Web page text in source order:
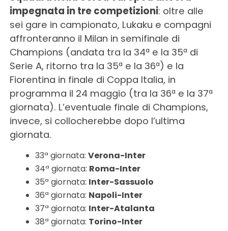
impegnata in tre competizioni: oltre alle
sei gare in campionato, Lukaku e compagni
affronteranno il Milan in semifinale di
Champions (andata tra la 34ª e la 35ª di
Serie A, ritorno tra la 35ª e la 36ª) e la
Fiorentina in finale di Coppa Italia, in
programma il 24 maggio (tra la 36ª e la 37ª
giornata). L’eventuale finale di Champions,
invece, si collocherebbe dopo l’ultima
giornata.
33ª giornata: Verona-Inter
34ª giornata: Roma-Inter
35ª giornata: Inter-Sassuolo
36ª giornata: Napoli-Inter
37ª giornata: Inter-Atalanta
38ª giornata: Torino-Inter